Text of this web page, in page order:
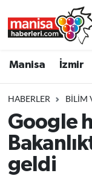
Manisa İzmir
HABERLER BILIM
Google
geldi
Turgutlu
Salihli
Manisa
Manisa
Süper Lig